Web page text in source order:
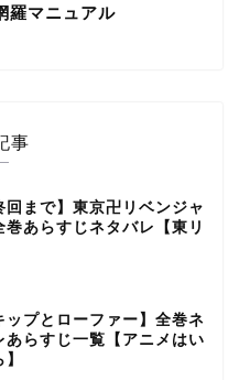
羅マニュアル
事
回まで】東京卍リベンジャ
巻あらすじネタバレ【東リ
ップとローファー】全巻ネ
あらすじ一覧【アニメはい